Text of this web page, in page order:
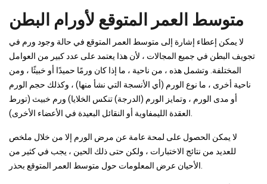
متوسط ​​العمر المتوقع لأورام البطن
لا يمكن إعطاء إشارة إلى متوسط ​​العمر المتوقع في حالة وجود ورم في
تجويف البطن في جميع المجالات ، لأن هذا يعتمد على عدد كبير من العوامل
المختلفة. وتشمل هذه ، من ناحية ، ما إذا كان ورمًا حميدًا أو خبيثًا ، ومن
ناحية أخرى ، ما نوع الورم (أي الأنسجة التي نشأ منها) ، وكذلك حجم الورم
أو مدى الورم ، وتمايز الورم (الدرجة) تنكس الخلايا) ورم خبيث (تورط
لا يمكن الحصول على لمحة عامة عن مرض الورم إلا من خلال ملخص
للعديد من نتائج الاختبارات ، ولكن حتى ذلك الحين ، يجب في كثير من